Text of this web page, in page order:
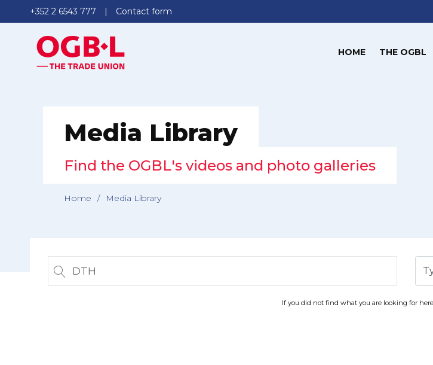
+352 2 6543 777 Contact form
HOME THE OGBL
Media Library
Find the OGBL's videos and photo galleries
Home / Media Library
If you did not find what you are looking for